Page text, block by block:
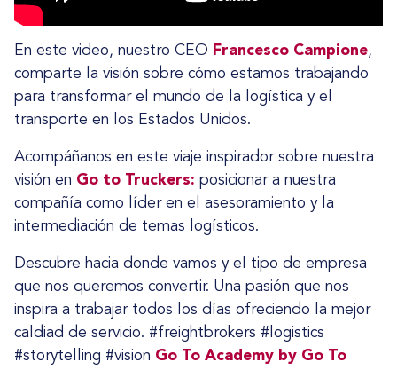
En este video, nuestro CEO Francesco Campione,
comparte la visión sobre cómo estamos trabajando
para transformar el mundo de la logística y el
transporte en los Estados Unidos.
Acompáñanos en este viaje inspirador sobre nuestra
visión en Go to Truckers: posicionar a nuestra
compañía como líder en el asesoramiento y la
intermediación de temas logísticos.
Descubre hacia donde vamos y el tipo de empresa
que nos queremos convertir. Una pasión que nos
inspira a trabajar todos los días ofreciendo la mejor
caldiad de servicio. #freightbrokers #logistics
#storytelling #vision Go To Academy by Go To